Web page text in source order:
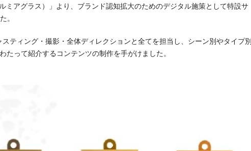
ミアグラス）」より、ブランド認知拡大のためのデジタル施策として特設サ
。
ティング・撮影・全体ディレクションと全てを担当し、シーン別やタイプ別
って紹介するコンテンツの制作を手がけました。